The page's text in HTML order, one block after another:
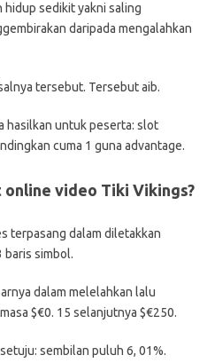
hidup sedikit yakni saling
daripada mengalahkan
tersebut. Tersebut aib.
hasilkan untuk peserta: slot
cuma 1 guna advantage.
video Tiki Vikings?
terpasang dalam diletakkan
baris simbol.
dalam melelahkan lalu
$€0. 15 selanjutnya $€250.
sembilan puluh 6, 01%.